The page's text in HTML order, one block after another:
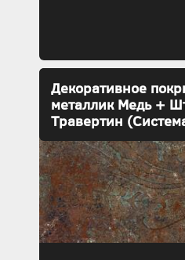
Декоративное
металлик Медь +
Травертин